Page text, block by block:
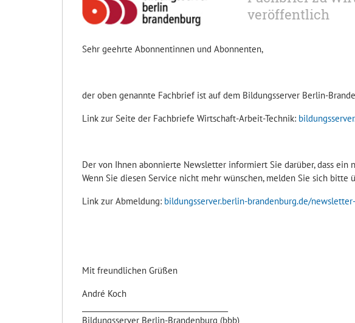
veröffentlich
Sehr geehrte Abonnentinnen und Abonnenten,
der oben genannte Fachbrief ist auf dem Bildungsserver Berlin-
Link zur Seite der Fachbriefe Wirtschaft-Arbeit-Technik:
Der von Ihnen abonnierte Newsletter informiert Sie darüber, dass
Wenn Sie diesen Service nicht mehr wünschen, melden Sie sich bitte
Link zur Abmeldung: bildungsserver.berlin-brandenburg.de/
Mit freundlichen Grüßen
André Koch
Bildungsserver Berlin-Brandenburg (bbb)